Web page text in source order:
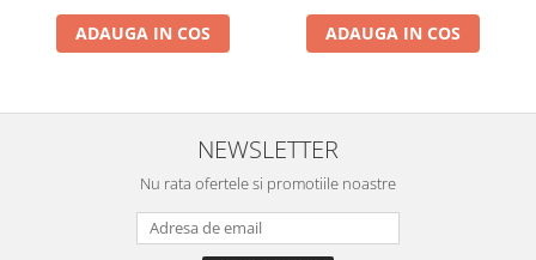
Aragaze, plite, piese butelii de
Butelii
Pirostrii si accesorii pentru gatit
Iluminat & electrice
ADAUGA IN COS ADAUGA IN COS
NEWSLETTER
Nu rata ofertele si promotiile noastre